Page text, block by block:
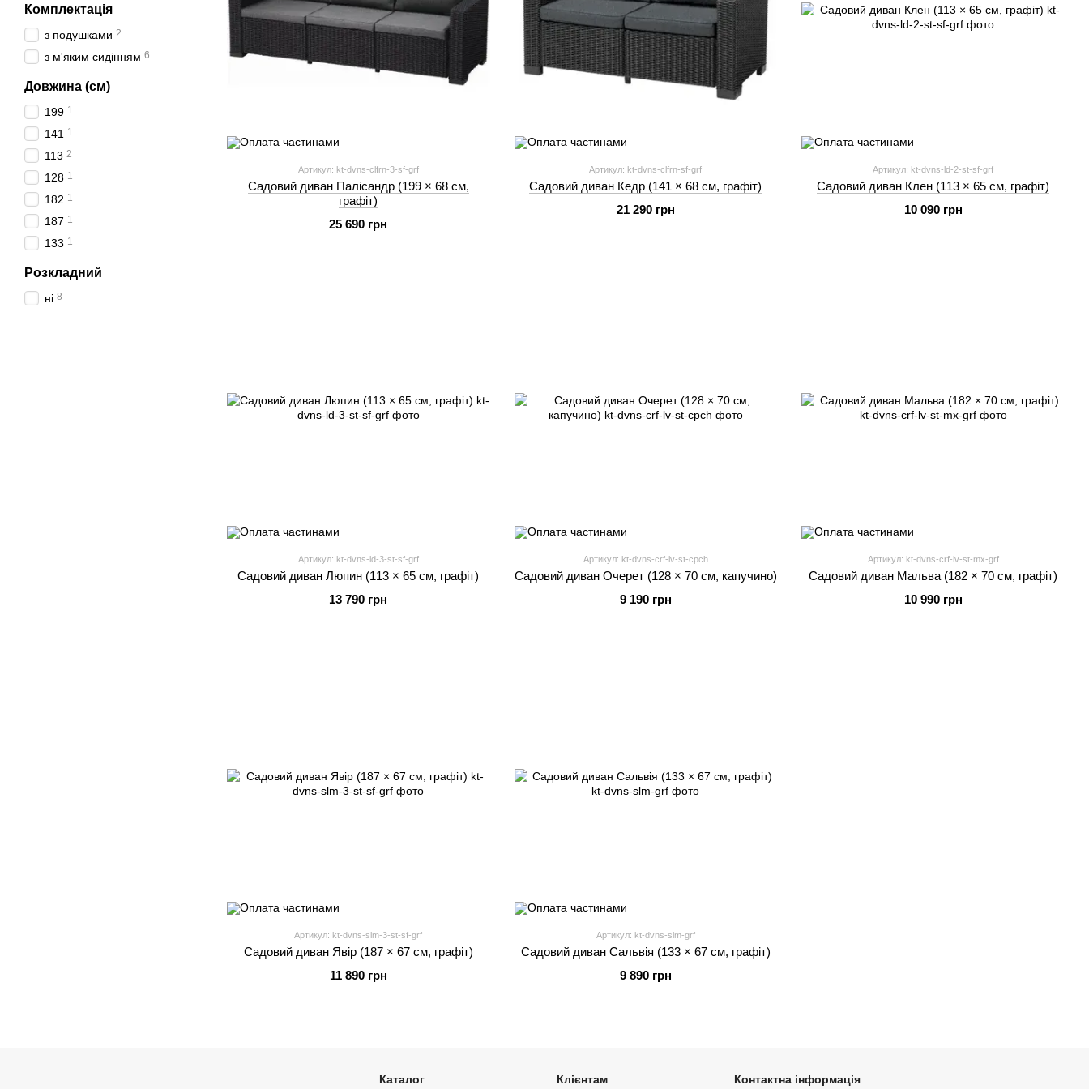
Артикул: kt-dvns-clfrn-3-sf-grf
Садовий диван Палісандр (199 × 68 см,
графіт)
25 690 грн
Артикул: kt-dvns-clfrn-sf-grf
Садовий диван Кедр (141 × 68 см, графіт)
21 290 грн
Артикул: kt-dvns-ld-2-st-sf-grf
Садовий диван Клен (113 × 65 см, графіт)
10 090 грн
Артикул: kt-dvns-ld-3-st-sf-grf
Садовий диван Люпин (113 × 65 см, графіт)
13 790 грн
Артикул: kt-dvns-crf-lv-st-cpch
Садовий диван Очерет (128 × 70 см, капучино)
9 190 грн
Артикул: kt-dvns-crf-lv-st-mx-grf
Садовий диван Мальва (182 × 70 см, графіт)
10 990 грн
Артикул: kt-dvns-slm-3-st-sf-grf
Садовий диван Явір (187 × 67 см, графіт)
11 890 грн
Артикул: kt-dvns-slm-grf
Садовий диван Сальвія (133 × 67 см, графіт)
9 890 грн
Комплектація
з подушками 2
з м'яким сидінням 6
Довжина (см)
199 1
141 1
113 2
128 1
182 1
187 1
133 1
Розкладний
ні 8
Каталог Клієнтам Контактна інформація